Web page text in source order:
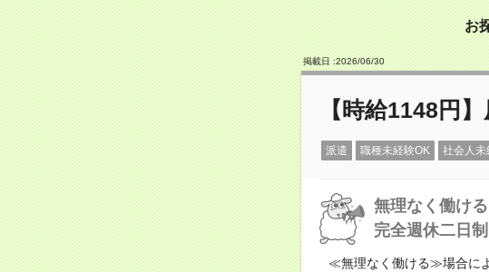
お
掲載日 :2026/06/30
【時給1148円
派遣 職種未経験OK 社会人未
無理なく働ける
完全週休二日制
≪無理なく働ける≫場合に